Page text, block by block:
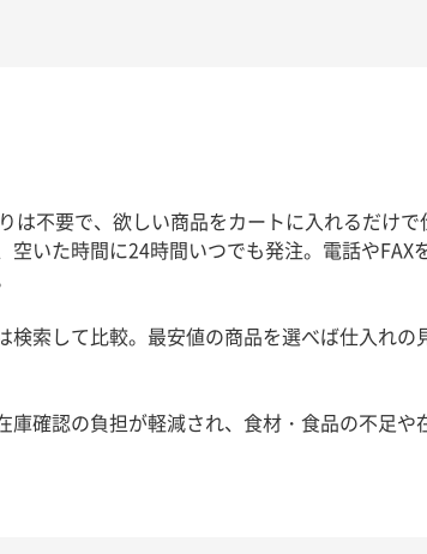
は不要で、欲しい商品をカートに入れるだけで
空いた時間に24時間いつでも発注。電話やFAX
検索して比較。最安値の商品を選べば仕入れの
庫確認の負担が軽減され、食材・食品の不足や